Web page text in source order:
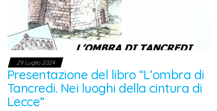
29 Luglio 2024
Presentazione del libro “L’ombra di
Tancredi. Nei luoghi della cintura di
Lecce”